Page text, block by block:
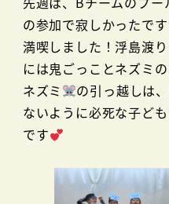
の参加で寂しかったで
満喫しました！浮島渡
には鬼ごっことネズミ
ネズミ
の引っ越しは
ないように必死な子ど
です